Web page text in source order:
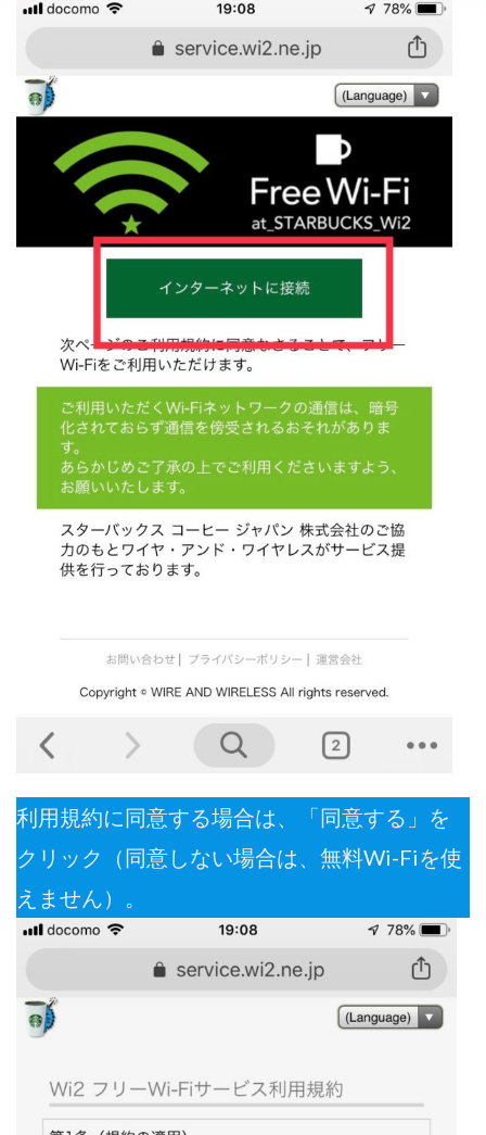
利用規約に同意する場合は、「同意する」を
クリック（同意しない場合は、無料Wi-Fiを使
えません）。